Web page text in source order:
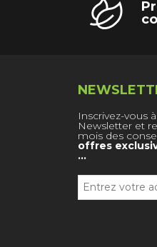
Inscrivez-vous
Newsletter et
mois des
offres
…